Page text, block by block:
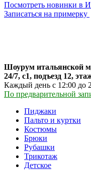
Посмотреть новинки в
Записаться на примерку
Шоурум итальянской
24/7, с1, подъезд 12,
Каждый день с 12:00 до
По предварительной
Пиджаки
Пальто и куртки
Костюмы
Брюки
Рубашки
Трикотаж
Детское